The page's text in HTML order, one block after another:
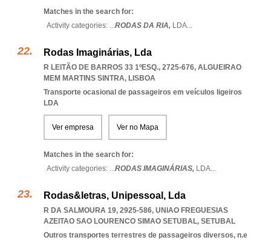
Matches in the search for:
Activity categories: ...RODAS DA RIA, LDA...
Rodas Imaginárias, Lda
R LEITÃO DE BARROS 33 1ºESQ., 2725-676, ALGUEIRAO
MEM MARTINS SINTRA, LISBOA
Transporte ocasional de passageiros em veículos ligeiros
LDA
Ver empresa Ver no Mapa
Matches in the search for:
Activity categories: ...RODAS IMAGINÁRIAS, LDA...
Rodas&letras, Unipessoal, Lda
R DA SALMOURA 19, 2925-586, UNIAO FREGUESIAS
AZEITAO SAO LOURENCO SIMAO SETUBAL, SETUBAL
Outros transportes terrestres de passageiros diversos, n.e